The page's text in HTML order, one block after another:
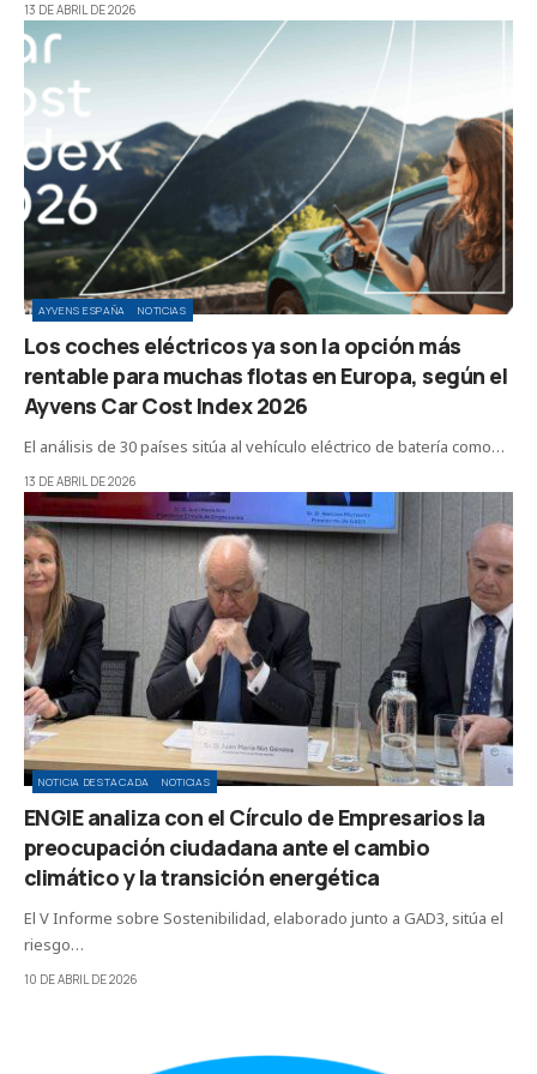
13 DE ABRIL DE 2026
AYVENS ESPAÑA NOTICIAS
Los coches eléctricos ya son la opción más
rentable para muchas flotas en Europa, según el
Ayvens Car Cost Index 2026
El análisis de 30 países sitúa al vehículo eléctrico de batería como…
13 DE ABRIL DE 2026
NOTICIA DESTACADA NOTICIAS
ENGIE analiza con el Círculo de Empresarios la
preocupación ciudadana ante el cambio
climático y la transición energética
El V Informe sobre Sostenibilidad, elaborado junto a GAD3, sitúa el
riesgo…
10 DE ABRIL DE 2026